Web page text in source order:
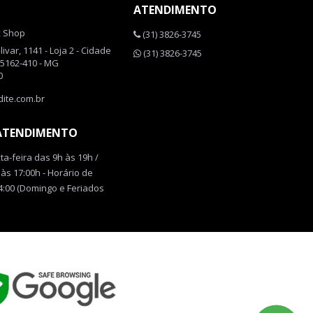
Shop
1141 - Loja 2 - Cidade
410 - MG
feira das 9h às 19h /
17:00h - Horário de
(Domingo e Feriados
ATENDIMENTO
(31) 3826-3745
(31) 3826-3745